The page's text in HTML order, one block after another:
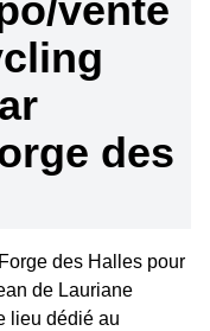
vente
des
des Halles pour
de Lauriane
lieu dédié au